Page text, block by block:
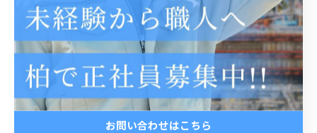
を受けて収入アップを目指すこともできます。
注意点として、資格取得のみで即高収入や負担軽減が得
られるわけではありません。現場での実務経験や追加研
修を受けることで、より有利なポジションや安定した働
き方が実現できます。お問い合わせはこちら